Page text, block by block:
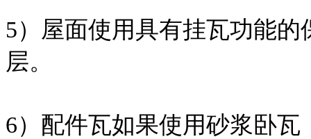
5）屋面使用具有挂瓦功能
层。
6）配件瓦如果使用砂浆卧